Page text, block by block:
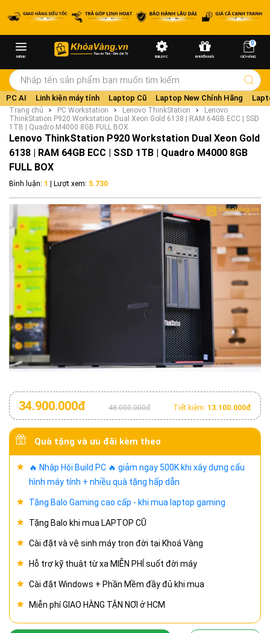
MENU BUILD PC KHUYẾN MÃI
0
GIỎ HÀNG
PC AI Linh kiện máy tính Laptop Cũ Laptop New Chính Hãng
Trang chủ PC Workstation Lenovo ThinkStation
Lenovo
ThinkStation P920 Workstation Dual Xeon Gold 6138 | RAM 64GB ECC | SSD
1TB | Quadro M4000 8GB FULL BOX
Lenovo ThinkStation P920 Workstation Dual Xeon Gold
6138 | RAM 64GB ECC | SSD 1TB | Quadro M4000 8GB
FULL BOX
Bình luận: 1 | Lượt xem: 5.730
34.900.000đ 48.000.000đ Tiết kiệm: 13.100.000đ
Quà tặng và ưu đãi kèm theo
🔥 Nhập Hội Build PC 🔥 giảm ngay 500K khi xây dựng cấu
hình máy tính + nhiều quà tặng hấp dẫn
Tặng Balo Gaming cao cấp - khi mua laptop gaming
Tặng Balo khi mua LAPTOP CŨ
Cài đặt và vệ sinh máy trọn đời tại Khoá Vàng
Hỗ trợ kỹ thuật từ xa MIỄN PHÍ suốt đời máy
Cài đặt Windows + Phần Mềm đầy đủ khi mua
Miễn phí GIAO HÀNG TẬN NƠI ở HCM